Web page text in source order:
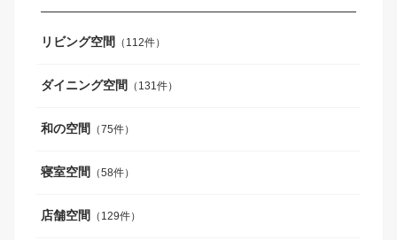
リビング空間 （112件）
ダイニング空間 （131件）
和の空間 （75件）
寝室空間 （58件）
店舗空間 （129件）